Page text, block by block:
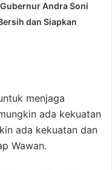
Andra Soni
dan Siapkan
menjaga
ada kekuatan
ada kekuatan dan
Wawan.